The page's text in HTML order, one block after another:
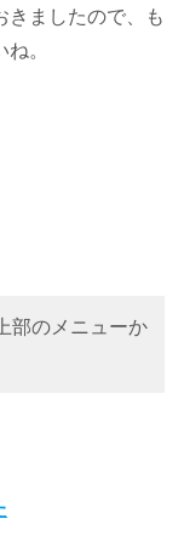
きましたので、も
。
部のメニューか